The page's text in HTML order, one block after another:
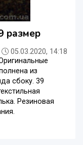
размер
05.03.2020, 14:18
из
сбоку. 39
Резиновая